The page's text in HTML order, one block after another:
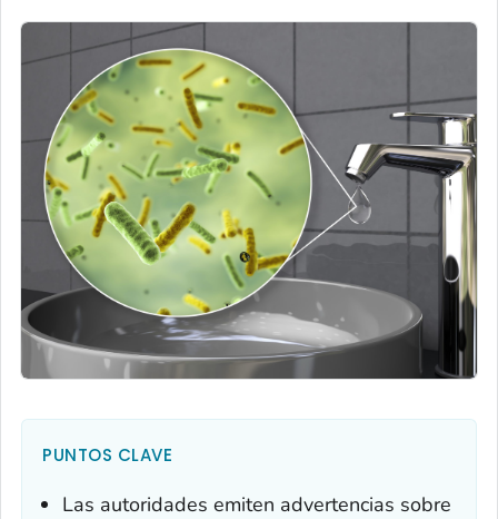
PUNTOS CLAVE
Las autoridades emiten advertencias sobre